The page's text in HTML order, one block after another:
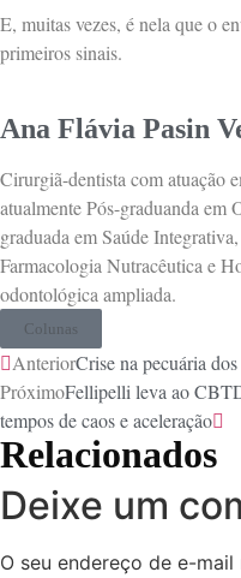
E, muitas vezes, é nela que o
primeiros sinais.
Ana Flávia Pasin
Cirurgiã-dentista com atuação
atualmente Pós-graduanda
graduada em Saúde
Farmacologia Nutracêutica e
odontológica ampliada.
Colunas
AnteriorCrise na pecuária
PróximoFellipelli leva ao
tempos de caos e aceleração
Relacionados
Deixe um
O seu endereço de e-